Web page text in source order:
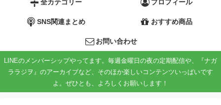
全カテゴリー プロフィール
SNS関連まとめ おすすめ商品
お問い合わせ
LINEのメンバーシップやってます。毎週金曜日の夜の定期配信や、『ナガ
ララジヲ』のアーカイブなど、そのほか楽しいコンテンツいっぱいです
よ。ぜひとも、よろしくお願いします！